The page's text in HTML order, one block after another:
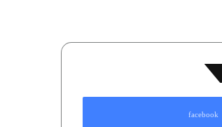
facebook